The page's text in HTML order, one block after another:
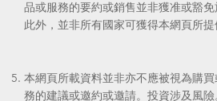
品或服務的要約或銷售並非獲准或豁免
此外，並非所有國家可獲得本網頁所提
本網頁所載資料並非亦不應被視為購
務的建議或邀約或邀請。投資涉及風